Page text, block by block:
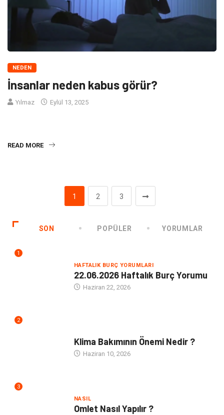
NEDEN
İnsanlar neden kabus görür?
Yılmaz Eylül 13, 2025
READ MORE
1 2 3
SON POPÜLER YORUMLAR
1
HAFTALIK BURÇ YORUMLARI
22.06.2026 Haftalık Burç Yorumu
Haziran 22, 2026
2
Klima Bakımının Önemi Nedir ?
Haziran 10, 2026
3
NASIL
Omlet Nasıl Yapılır ?